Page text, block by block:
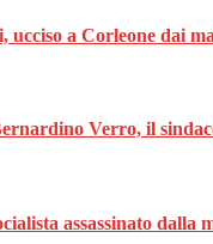
a Corleone dai
Verro, il
assassinato dalla